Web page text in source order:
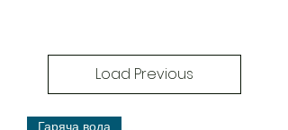
Load Previous
Гаряча вода